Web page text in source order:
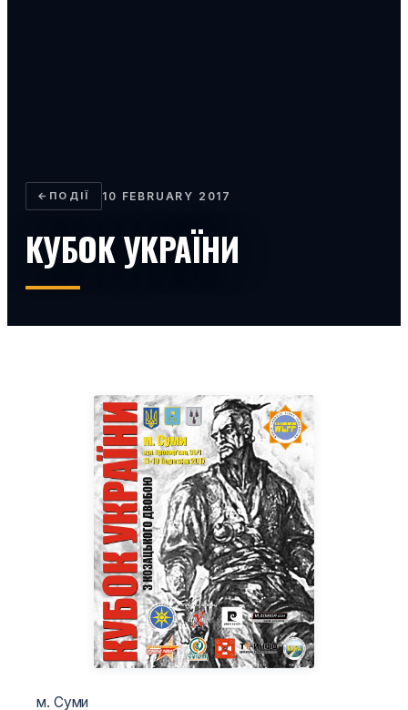
← ПОДІЇ 10 FEBRUARY 2017
КУБОК УКРАЇНИ
м. Суми